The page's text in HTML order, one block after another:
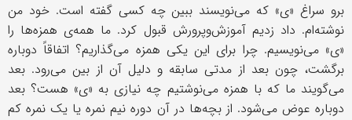
برو سراغ «ی» که می‌نویسند ببین چه کسی گفته است. خود من
نوشته‌ام. داد زدیم آموزش‌وپرورش قبول کرد. ما همه‌ی همزه‌ها را
«ی» می‌نویسیم. چرا برای این یکی همزه می‌گذاریم؟ اتفاقاً دوباره
برگشت، چون بعد از مدتی سابقه و دلیل آن از بین می‌رود. بعد
می‌گویند ما که با همزه می‌نوشتیم چه نیازی به «ی» هست؟ بعد
دوباره عوض می‌شود. از بچه‌ها در آن دوره نیم‌ نمره یا یک‌ نمره کم